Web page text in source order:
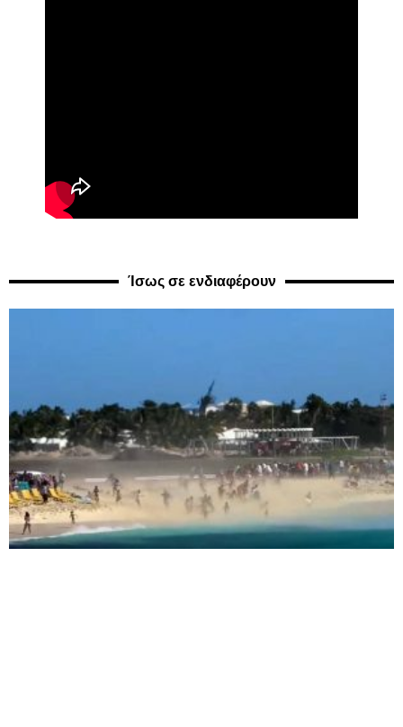
Ίσως σε ενδιαφέρουν